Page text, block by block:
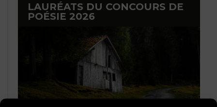
LAURÉATS DU CONCOURS DE
POÉSIE 2026